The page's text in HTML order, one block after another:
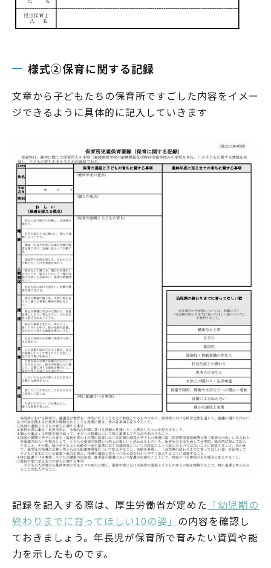
様式②保育に関する記録
文章から子どもたちの保育所ですごした内容をイメー
ジできるように具体的に記入していきます
記録を記入する際は、厚生労働省が定めた 「幼児期の
終わりまでに育ってほしい10の姿」 の内容を確認し
ておきましょう。年長児が保育所で育みたい資質や能
力を示したものです。